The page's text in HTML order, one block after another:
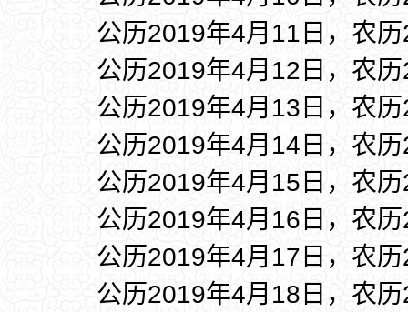
公历2019年4月11日，农
公历2019年4月12日，农
公历2019年4月13日，农
公历2019年4月14日，农
公历2019年4月15日，农
公历2019年4月16日，农
公历2019年4月17日，农
公历2019年4月18日，农